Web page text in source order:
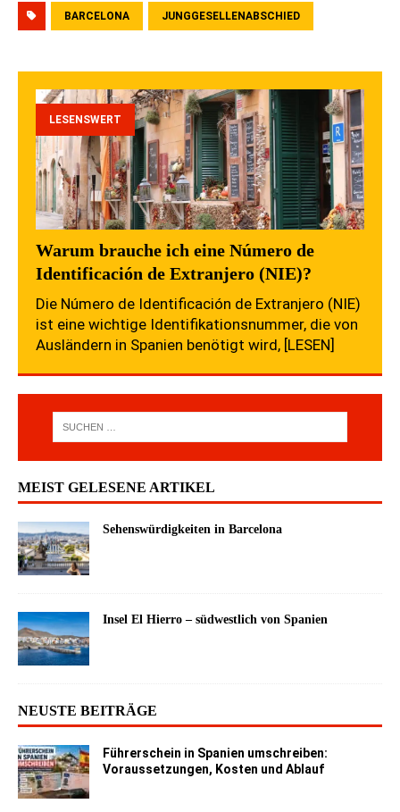
BARCELONA JUNGGESELLENABSCHIED
LESENSWERT
Warum brauche ich eine Número de
Identificación de Extranjero (NIE)?
Die Número de Identificación de Extranjero (NIE)
ist eine wichtige Identifikationsnummer, die von
Ausländern in Spanien benötigt wird, [LESEN]
MEIST GELESENE ARTIKEL
Sehenswürdigkeiten in Barcelona
Insel El Hierro – südwestlich von Spanien
NEUSTE BEITRÄGE
Führerschein in Spanien umschreiben:
Voraussetzungen, Kosten und Ablauf